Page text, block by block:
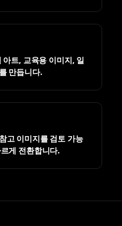
트, 교육용 이미지, 일
만듭니다.
고 이미지를 검토 가능
게 전환합니다.